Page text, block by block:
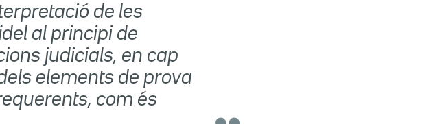
de les
al principi de
judicials, en cap
elements de prova
com és